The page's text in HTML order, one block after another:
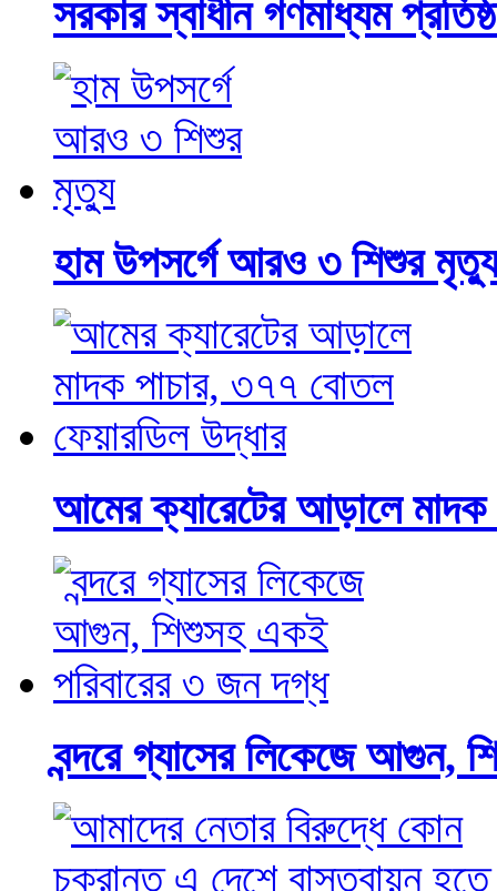
সরকার স্বাধীন গণমাধ্যম
হাম উপসর্গে আরও ৩ শিশুর মৃত্যু
আমের ক্যারেটের আড়ালে
বন্দরে গ্যাসের লিকেজে আগুন,